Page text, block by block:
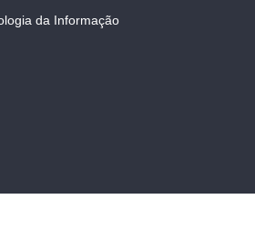
da Informação